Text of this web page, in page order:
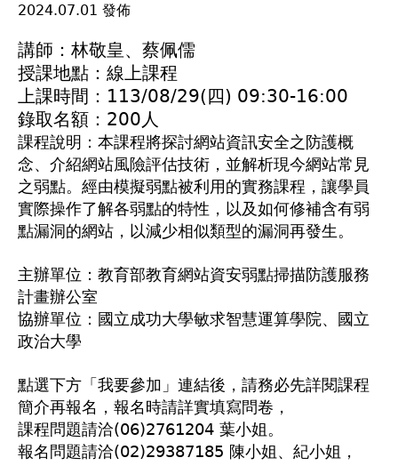
2024.07.01 發佈
講師：林敬皇、蔡佩儒
授課地點：線上課程
上課時間：113/08/29(四) 09:30-16:00
錄取名額：200人
課程說明：本課程將探討網站資訊安全之防護概
念、介紹網站風險評估技術，並解析現今網站常見
之弱點。經由模擬弱點被利用的實務課程，讓學員
實際操作了解各弱點的特性，以及如何修補含有弱
點漏洞的網站，以減少相似類型的漏洞再發生。
主辦單位：教育部教育網站資安弱點掃描防護服務
計畫辦公室
協辦單位：國立成功大學敏求智慧運算學院、國立
政治大學
點選下方「我要參加」連結後，請務必先詳閱課程
簡介再報名，報名時請詳實填寫問卷，
課程問題請洽(06)2761204 葉小姐。
報名問題請洽(02)29387185 陳小姐、紀小姐，